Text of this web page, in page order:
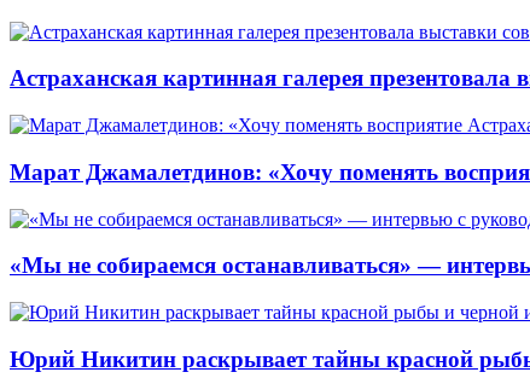
Астраханская картинная галерея презентовала
Марат Джамалетдинов: «Хочу поменять
«Мы не собираемся останавливаться» —
Юрий Никитин раскрывает тайны красной